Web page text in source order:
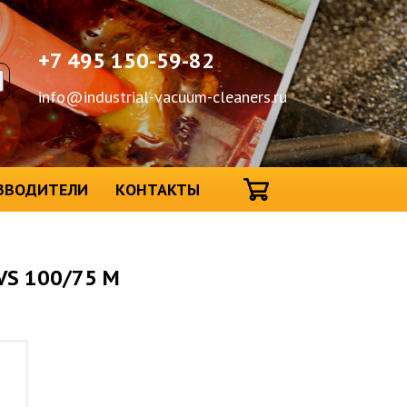
+7 495 150-59-82
info@industrial-vacuum-cleaners.ru
КОНТАКТЫ
100/75 M